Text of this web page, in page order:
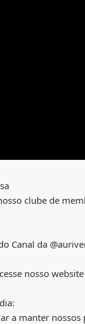
clube de
Canal da
nosso
a manter